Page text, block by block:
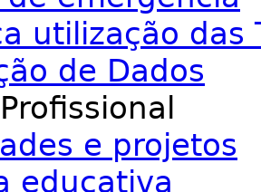
utilização das
de Dados
e projetos
educativa